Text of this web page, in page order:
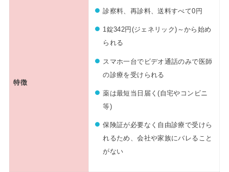
特徴
診察料、再診料、送料すべて0円
1錠342円(ジェネリック)～から始め
られる
スマホ一台でビデオ通話のみで医師
の診療を受けられる
薬は最短当日届く(自宅やコンビニ
等)
保険証が必要なく自由診療で受けら
れるため、会社や家族にバレること
がない